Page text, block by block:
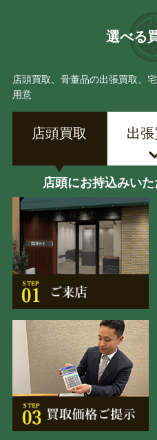
選べる
店頭買取、骨董品の出張買取、
用意
店頭買取 出張
店頭にお持込みい